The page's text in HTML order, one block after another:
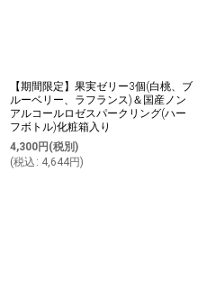
【期間限定】果実ゼリー3個(白桃、ブ
ルーベリー、ラフランス)＆国産ノン
アルコールロゼスパークリング(ハー
フボトル)化粧箱入り
4,300円 (税別)
(税込 : 4,644円)